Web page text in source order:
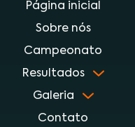
Página inicial
Sobre nós
Campeonato
Resultados
Galeria
Contato